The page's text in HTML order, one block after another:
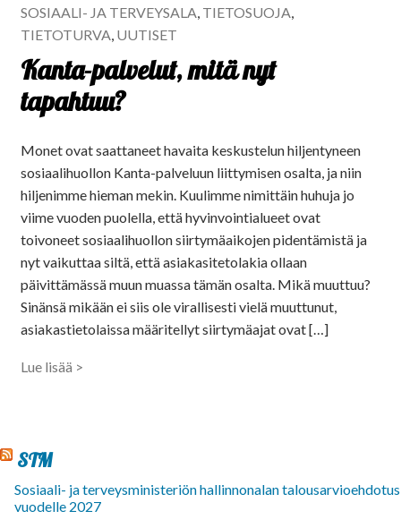
SOSIAALI- JA TERVEYSALA, TIETOSUOJA,
TIETOTURVA, UUTISET
Kanta-palvelut, mitä nyt
tapahtuu?
Monet ovat saattaneet havaita keskustelun hiljentyneen
sosiaalihuollon Kanta-palveluun liittymisen osalta, ja niin
hiljenimme hieman mekin. Kuulimme nimittäin huhuja jo
viime vuoden puolella, että hyvinvointialueet ovat
toivoneet sosiaalihuollon siirtymäaikojen pidentämistä ja
nyt vaikuttaa siltä, että asiakasitetolakia ollaan
päivittämässä muun muassa tämän osalta. Mikä muuttuu?
Sinänsä mikään ei siis ole virallisesti vielä muuttunut,
asiakastietolaissa määritellyt siirtymäajat ovat […]
Lue lisää >
STM
Sosiaali- ja terveysministeriön hallinnonalan talousarvioehdotus
vuodelle 2027